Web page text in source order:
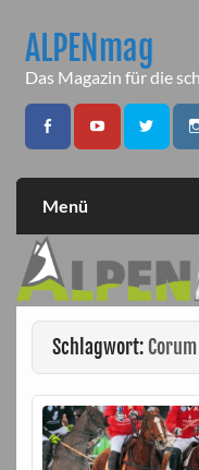
contentALPENmag
Das Magazin für die
Menü
Schlagwort: Corum